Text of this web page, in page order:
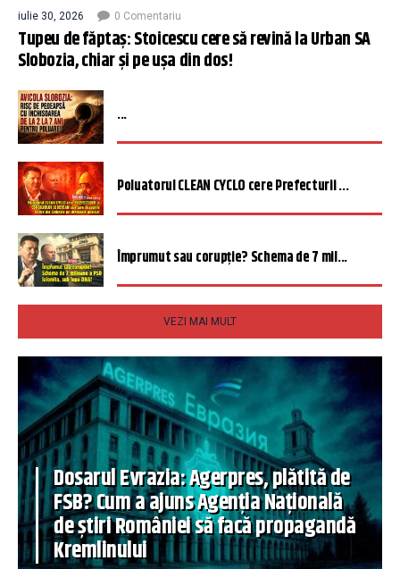
iulie 30, 2026 0 Comentariu
Tupeu de făptaș: Stoicescu cere să revină la Urban SA
Slobozia, chiar și pe ușa din dos!
...
Poluatorul CLEAN CYCLO cere Prefecturii ...
Împrumut sau corupție? Schema de 7 mil...
VEZI MAI MULT
Dosarul Evrazia: Agerpres, plătită de
FSB? Cum a ajuns Agenția Națională
de știri României să facă propagandă
Kremlinului